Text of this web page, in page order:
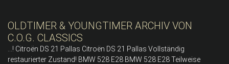
OLDTIMER & YOUNGTIMER ARCHIV VON
C.O.G. CLASSICS
...! Citroën DS 21 Pallas Citroën DS 21 Pallas Vollständig
restaurierter Zustand! BMW 528 E28 BMW 528 E28 Teilweise